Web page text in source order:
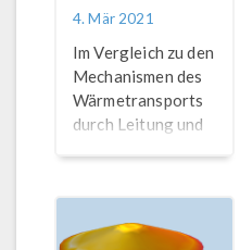
4. Mär 2021
Im Vergleich zu den
Mechanismen des
Wärmetransports
durch Leitung und
durch Strahlung
einzigartige
Eigenschaften. Wie